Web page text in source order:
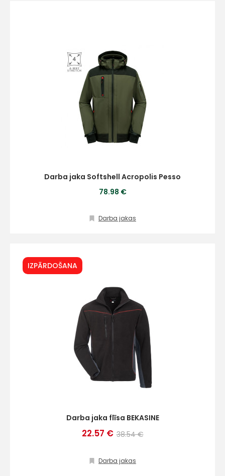
Darba jaka Softshell Acropolis Pesso
78.98 €
Darba jakas
IZPĀRDOŠANA
Darba jaka flīsa BEKASINE
22.57 € 38.54 €
Darba jakas